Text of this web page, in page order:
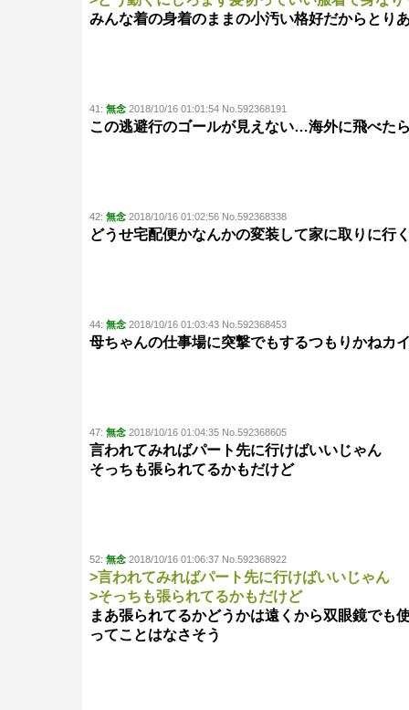
みんな着の身着のままの小汚い格好だからとり
41: 無念 2018/10/16 01:01:54 No.592368191
この逃避行のゴールが見えない…海外に飛べた
42: 無念 2018/10/16 01:02:56 No.592368338
どうせ宅配便かなんかの変装して家に取りに行
44: 無念 2018/10/16 01:03:43 No.592368453
母ちゃんの仕事場に突撃でもするつもりかねカ
47: 無念 2018/10/16 01:04:35 No.592368605
言われてみればパート先に行けばいいじゃん
そっちも張られてるかもだけど
52: 無念 2018/10/16 01:06:37 No.592368922
>言われてみればパート先に行けばいいじゃん
>そっちも張られてるかもだけど
まあ張られてるかどうかは遠くから双眼鏡でも
ってことはなさそう